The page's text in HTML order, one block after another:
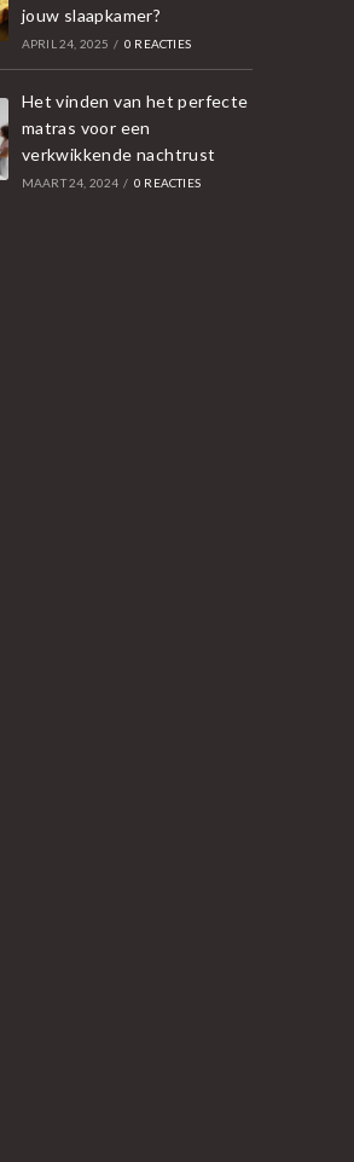
jouw slaapkamer?
APRIL 24, 2025 / 0 REACTIES
Het vinden van het perfecte
matras voor een
verkwikkende nachtrust
MAART 24, 2024 / 0 REACTIES